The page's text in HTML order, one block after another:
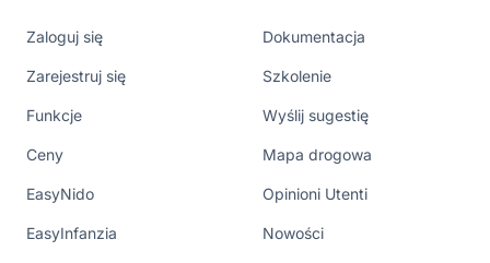
Zaloguj się
Zarejestruj się
Funkcje
Ceny
EasyNido
EasyInfanzia
Dokumentacja
Szkolenie
Wyślij sugestię
Mapa drogowa
Opinioni Utenti
Nowości